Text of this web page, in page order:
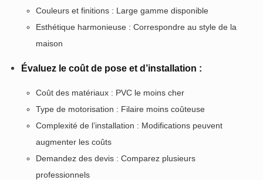
Couleurs et finitions : Large gamme disponible
Esthétique harmonieuse : Correspondre au style de la
maison
Évaluez le coût de pose et d’installation :
Coût des matériaux : PVC le moins cher
Type de motorisation : Filaire moins coûteuse
Complexité de l’installation : Modifications peuvent
augmenter les coûts
Demandez des devis : Comparez plusieurs
professionnels